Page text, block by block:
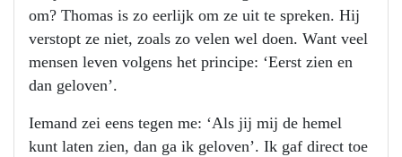
om? Thomas is zo eerlijk om ze uit te spreken. Hij
verstopt ze niet, zoals zo velen wel doen. Want veel
mensen leven volgens het principe: ‘Eerst zien en
dan geloven’.
Iemand zei eens tegen me: ‘Als jij mij de hemel
kunt laten zien, dan ga ik geloven’. Ik gaf direct toe